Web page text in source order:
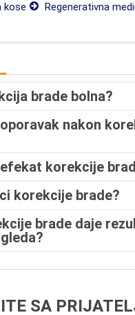
kose
Regenerativna
brade bolna?
nakon
korekcije
korekcije brade?
brade daje
SA